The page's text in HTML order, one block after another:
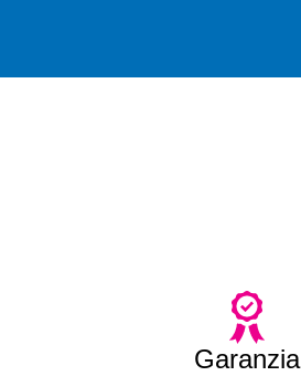
Garanzia